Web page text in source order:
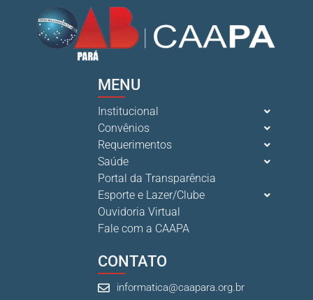
MENU
Institucional
Convênios
Requerimentos
Saúde
Portal da Transparência
Esporte e Lazer/Clube
Ouvidoria Virtual
Fale com a CAAPA
CONTATO
informatica@caapara.org.br